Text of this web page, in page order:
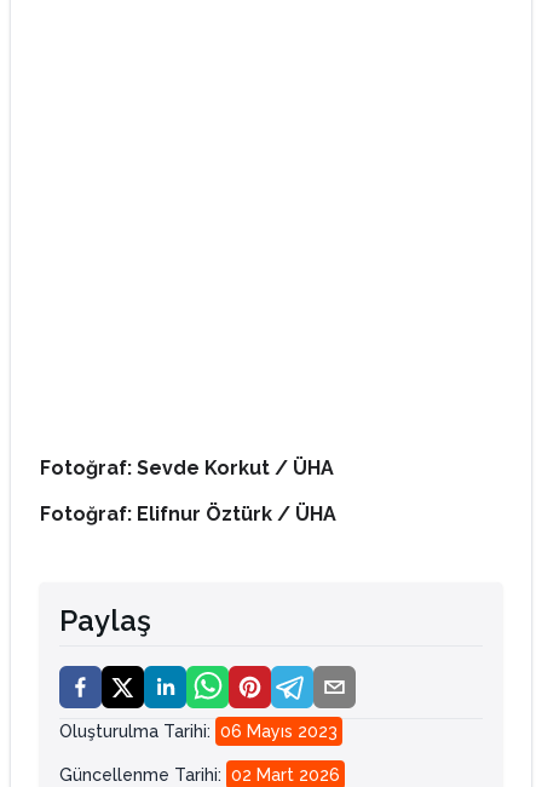
Fotoğraf: Sevde Korkut / ÜHA
Fotoğraf: Elifnur Öztürk / ÜHA
Paylaş
Oluşturulma Tarihi: 06 Mayıs 2023
Güncellenme Tarihi: 02 Mart 2026